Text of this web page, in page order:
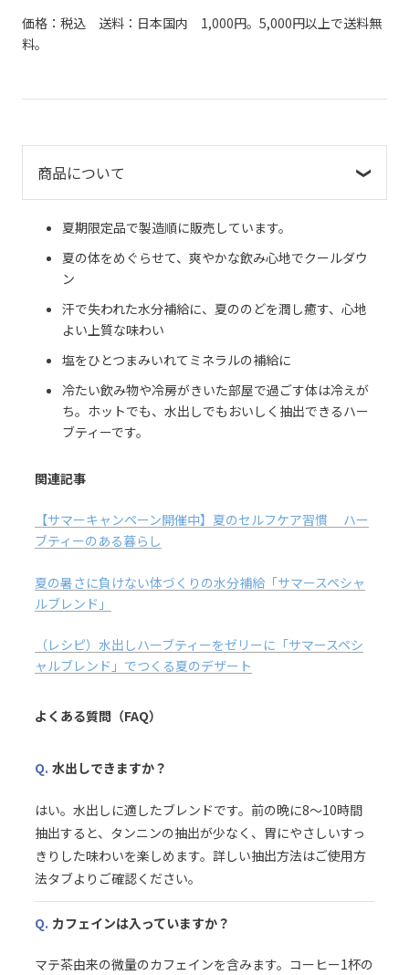
価格：税込 送料：日本国内 1,000円。5,000円以上で送料無
料。
商品について
夏期限定品で製造順に販売しています。
夏の体をめぐらせて、爽やかな飲み心地でクールダウ
ン
汗で失われた水分補給に、夏ののどを潤し癒す、心地
よい上質な味わい
塩をひとつまみいれてミネラルの補給に
冷たい飲み物や冷房がきいた部屋で過ごす体は冷えが
ち。ホットでも、水出しでもおいしく抽出できるハー
ブティーです。
関連記事
【サマーキャンペーン開催中】夏のセルフケア習慣 ハー
ブティーのある暮らし
夏の暑さに負けない体づくりの水分補給「サマースペシャ
ルブレンド」
（レシピ）水出しハーブティーをゼリーに「サマースペシ
ャルブレンド」でつくる夏のデザート
よくある質問（FAQ）
Q. 水出しできますか？
はい。水出しに適したブレンドです。前の晩に8〜10時間
抽出すると、タンニンの抽出が少なく、胃にやさしいすっ
きりした味わいを楽しめます。詳しい抽出方法はご使用方
法タブよりご確認ください。
Q. カフェインは入っていますか？
マテ茶由来の微量のカフェインを含みます。コーヒー1杯の